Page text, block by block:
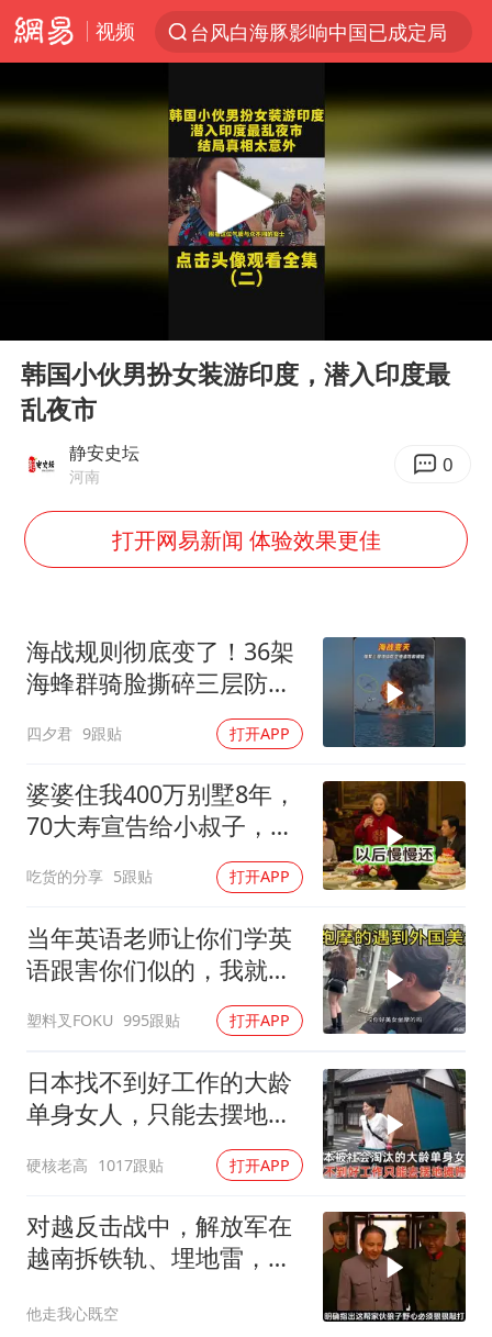
视频
台风白海豚影响中国已成定局
昆明石林火把节
我国编制完成新版全月地质图
宇树科技发行价格150.80元/股
江钨装备：无注入矿山资产安排
台风白海豚即将进入48小时警戒线
郑国霖回应去景区上班被保安拦下
女子利用漏洞0元薅走3000多件家电
关之琳否认与27岁模特的恋情
多地要求领导干部带头休假
对话重庆地铁吐血女孩
奋进开新局 实干挑大梁
Play
韩国小伙男扮女装游印度，潜入印度最
乱夜市
静安史坛
河南 0
打开网易新闻 体验效果更佳
海战规则彻底变了！36架
海蜂群骑脸撕碎三层防空
四夕君 9跟贴 打开APP
婆婆住我400万别墅8年，
70大寿宣告给小叔子，
我：天没黑你做梦呢？
吃货的分享 5跟贴 打开APP
当年英语老师让你们学英
语跟害你们似的，我就是
塑料叉FOKU 995跟贴 打开APP
日本找不到好工作的大龄
单身女人，只能去摆地
摊，一天有多心累？
硬核老高 1017跟贴 打开APP
对越反击战中，解放军在
越南拆铁轨、埋地雷，是
他走我心既空